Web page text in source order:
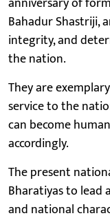
Bahadur Shastriji,
integrity, and
the nation.
They are
service to the
can become
accordingly.
The present
Bharatiyas to lead
and national